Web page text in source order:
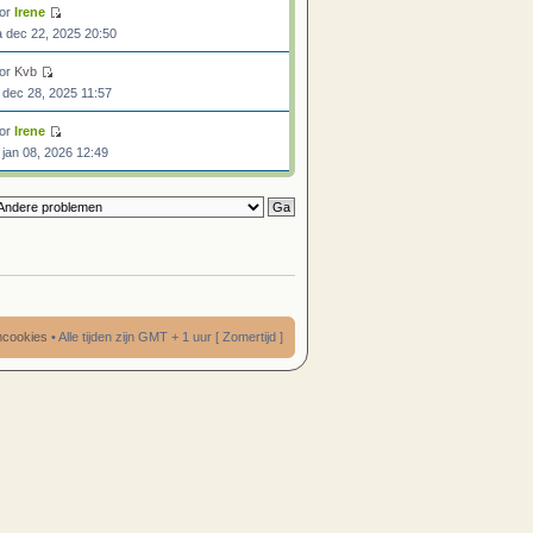
Irene
dec 22, 2025 20:50
Kvb
28, 2025 11:57
Irene
08, 2026 12:49
• Alle tijden zijn GMT + 1 uur [ Zomertijd ]